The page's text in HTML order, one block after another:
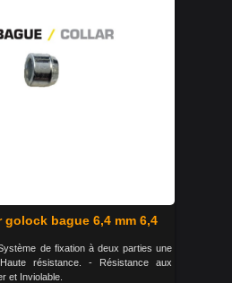
bague 6,4 mm 6,4
de fixation à deux parties une
résistance. - Résistance aux
et Inviolable.